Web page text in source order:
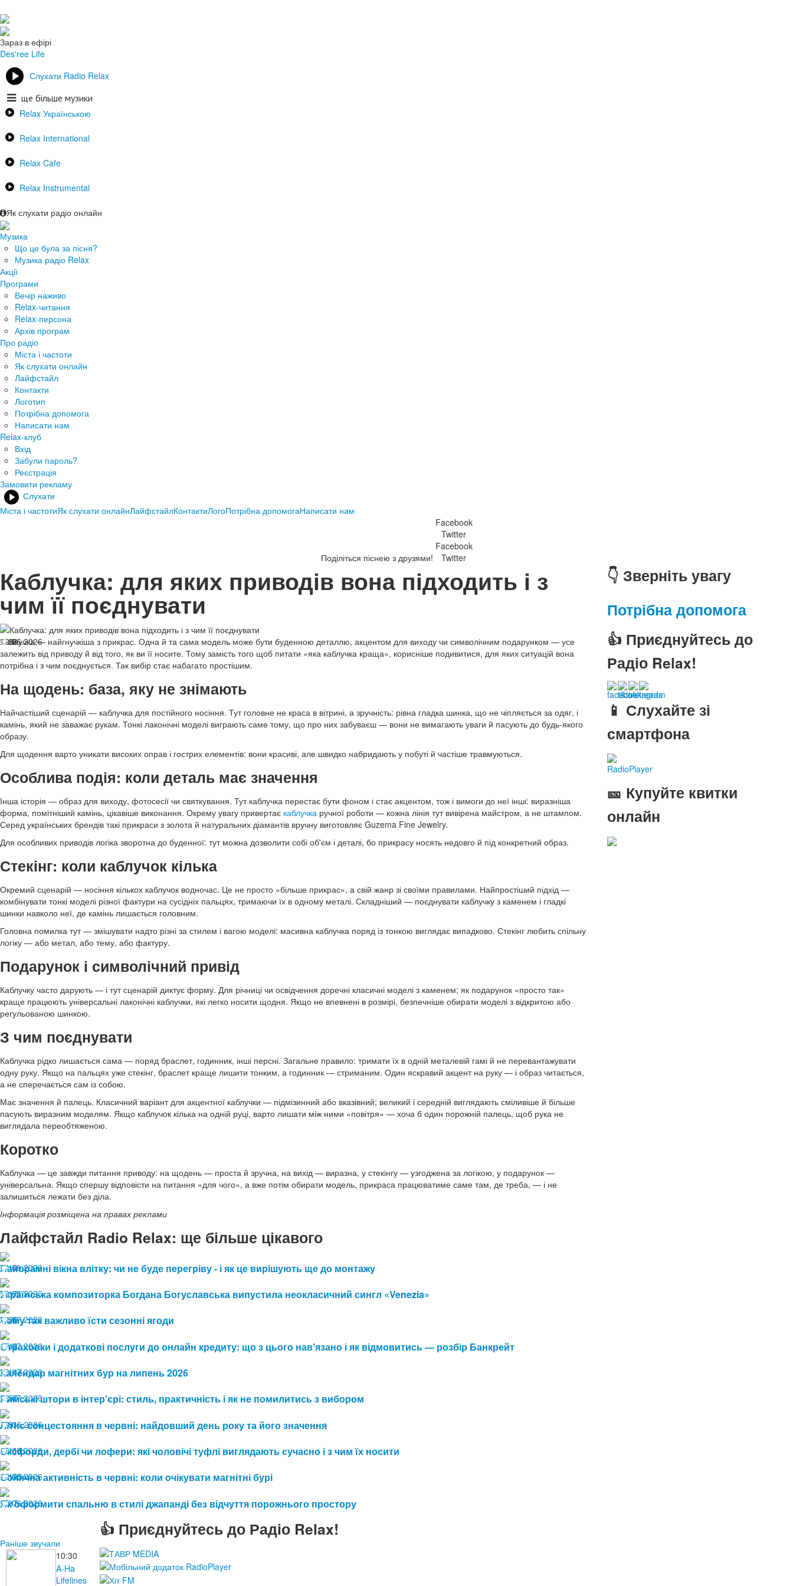
Зараз в ефірі
Des'ree Life
Раніше звучали
10:30
A-Ha
Lifelines
Слухати Radio Relax
ще більше музики
Relax Українською
Relax International
Relax Cafe
Relax Instrumental
Як слухати радіо онлайн
Музика
Що це була за пісня?
Музика радіо Relax
Акції
Програми
Вечір наживо
Relax-читання
Relax-персона
Архів програм
Про радіо
Міста і частоти
Як слухати онлайн
Лайфстайл
Контакти
Логотип
Потрібна допомога
Написати нам
Relax-клуб
Вхід
Забули пароль?
Реєстрація
Замовити рекламу
Слухати
Міста і частотиЯк слухати онлайнЛайфстайлКонтактиЛогоПотрібна допомогаНаписати нам
Поділіться піснею з друзями!
Facebook
Twitter
Facebook
Twitter
Каблучка: для яких приводів вона підходить і з
чим її поєднувати
19.06.2026
86
Каблучка — найгнучкіша з прикрас. Одна й та сама модель може бути буденною деталлю, акцентом для виходу чи символічним подарунком — усе
залежить від приводу й від того, як ви її носите. Тому замість того щоб питати «яка каблучка краща», корисніше подивитися, для яких ситуацій вона
потрібна і з чим поєднується. Так вибір стає набагато простішим.
На щодень: база, яку не знімають
Найчастіший сценарій — каблучка для постійного носіння. Тут головне не краса в вітрині, а зручність: рівна гладка шинка, що не чіпляється за одяг, і
камінь, який не заважає рукам. Тонкі лаконічні моделі виграють саме тому, що про них забуваєш — вони не вимагають уваги й пасують до будь-якого
образу.
Для щодення варто уникати високих оправ і гострих елементів: вони красиві, але швидко набридають у побуті й частіше травмуються.
Особлива подія: коли деталь має значення
Інша історія — образ для виходу, фотосесії чи святкування. Тут каблучка перестає бути фоном і стає акцентом, тож і вимоги до неї інші: виразніша
форма, помітніший камінь, цікавіше виконання. Окрему увагу привертає каблучка ручної роботи — кожна лінія тут вивірена майстром, а не штампом.
Серед українських брендів такі прикраси з золота й натуральних діамантів вручну виготовляє Guzema Fine Jewelry.
Для особливих приводів логіка зворотна до буденної: тут можна дозволити собі об'єм і деталі, бо прикрасу носять недовго й під конкретний образ.
Стекінг: коли каблучок кілька
Окремий сценарій — носіння кількох каблучок водночас. Це не просто «більше прикрас», а свій жанр зі своїми правилами. Найпростіший підхід —
комбінувати тонкі моделі різної фактури на сусідніх пальцях, тримаючи їх в одному металі. Складніший — поєднувати каблучку з каменем і гладкі
шинки навколо неї, де камінь лишається головним.
Головна помилка тут — змішувати надто різні за стилем і вагою моделі: масивна каблучка поряд із тонкою виглядає випадково. Стекінг любить спільну
логіку — або метал, або тему, або фактуру.
Подарунок і символічний привід
Каблучку часто дарують — і тут сценарій диктує форму. Для річниці чи освідчення доречні класичні моделі з каменем; як подарунок «просто так»
краще працюють універсальні лаконічні каблучки, які легко носити щодня. Якщо не впевнені в розмірі, безпечніше обирати моделі з відкритою або
регульованою шинкою.
З чим поєднувати
Каблучка рідко лишається сама — поряд браслет, годинник, інші персні. Загальне правило: тримати їх в одній металевій гамі й не перевантажувати
одну руку. Якщо на пальцях уже стекінг, браслет краще лишити тонким, а годинник — стриманим. Один яскравий акцент на руку — і образ читається,
а не сперечається сам із собою.
Має значення й палець. Класичний варіант для акцентної каблучки — підмізинний або вказівний; великий і середній виглядають сміливіше й більше
пасують виразним моделям. Якщо каблучок кілька на одній руці, варто лишати між ними «повітря» — хоча б один порожній палець, щоб рука не
виглядала переобтяженою.
Коротко
Каблучка — це завжди питання приводу: на щодень — проста й зручна, на вихід — виразна, у стекінгу — узгоджена за логікою, у подарунок —
універсальна. Якщо спершу відповісти на питання «для чого», а вже потім обирати модель, прикраса працюватиме саме там, де треба, — і не
залишиться лежати без діла.
Інформація розміщена на правах реклами
Лайфстайл Radio Relax: ще більше цікавого
04.08.2026
10
Панорамні вікна влітку: чи не буде перегріву - і як це вирішують ще до монтажу
03.08.2026
17
Українська композиторка Богдана Богуславська випустила неокласичний сингл «Venezia»
24.07.2026
28
Чому так важливо їсти сезонні ягоди
17.07.2026
42
Страховки і додаткові послуги до онлайн кредиту: що з цього навʼязано і як відмовитись — розбір Банкрейт
13.07.2026
147
Календар магнітних бур на липень 2026
08.07.2026
57
Римські штори в інтер'єрі: стиль, практичність і як не помилитись з вибором
19.06.2026
81
Літнє сонцестояння в червні: найдовший день року та його значення
15.06.2026
111
Оксфорди, дербі чи лофери: які чоловічі туфлі виглядають сучасно і з чим їх носити
12.06.2026
125
Сонячна активність в червні: коли очікувати магнітні бурі
05.06.2026
97
Як оформити спальню в стилі джапанді без відчуття порожнього простору
👇 Зверніть увагу
Потрібна допомога
👍 Приєднуйтесь до
Радіо Relax!
📱 Слухайте зі
смартфона
RadioPlayer
🎫 Купуйте квитки
онлайн
👍 Приєднуйтесь до Радіо Relax!